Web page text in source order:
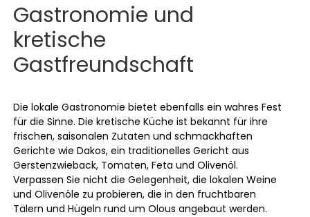
Gastronomie und
kretische
Gastfreundschaft
Die lokale Gastronomie bietet ebenfalls ein wahres Fest
für die Sinne. Die kretische Küche ist bekannt für ihre
frischen, saisonalen Zutaten und schmackhaften
Gerichte wie Dakos, ein traditionelles Gericht aus
Gerstenzwieback, Tomaten, Feta und Olivenöl.
Verpassen Sie nicht die Gelegenheit, die lokalen Weine
und Olivenöle zu probieren, die in den fruchtbaren
Tälern und Hügeln rund um Olous angebaut werden.